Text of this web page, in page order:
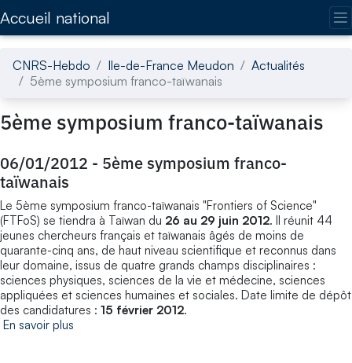
Accueil national
CNRS-Hebdo Ile-de-France Meudon
Actualités
5ème symposium franco-taïwanais
5ème symposium franco-taïwanais
06/01/2012 - 5ème symposium franco-
taïwanais
Le 5ème symposium franco-taïwanais "Frontiers of Science"
(FTFoS) se tiendra à Taïwan du 26 au 29 juin 2012. Il réunit 44
jeunes chercheurs français et taïwanais âgés de moins de
quarante-cinq ans, de haut niveau scientifique et reconnus dans
leur domaine, issus de quatre grands champs disciplinaires :
sciences physiques, sciences de la vie et médecine, sciences
appliquées et sciences humaines et sociales. Date limite de dépôt
des candidatures : 15 février 2012.
En savoir plus